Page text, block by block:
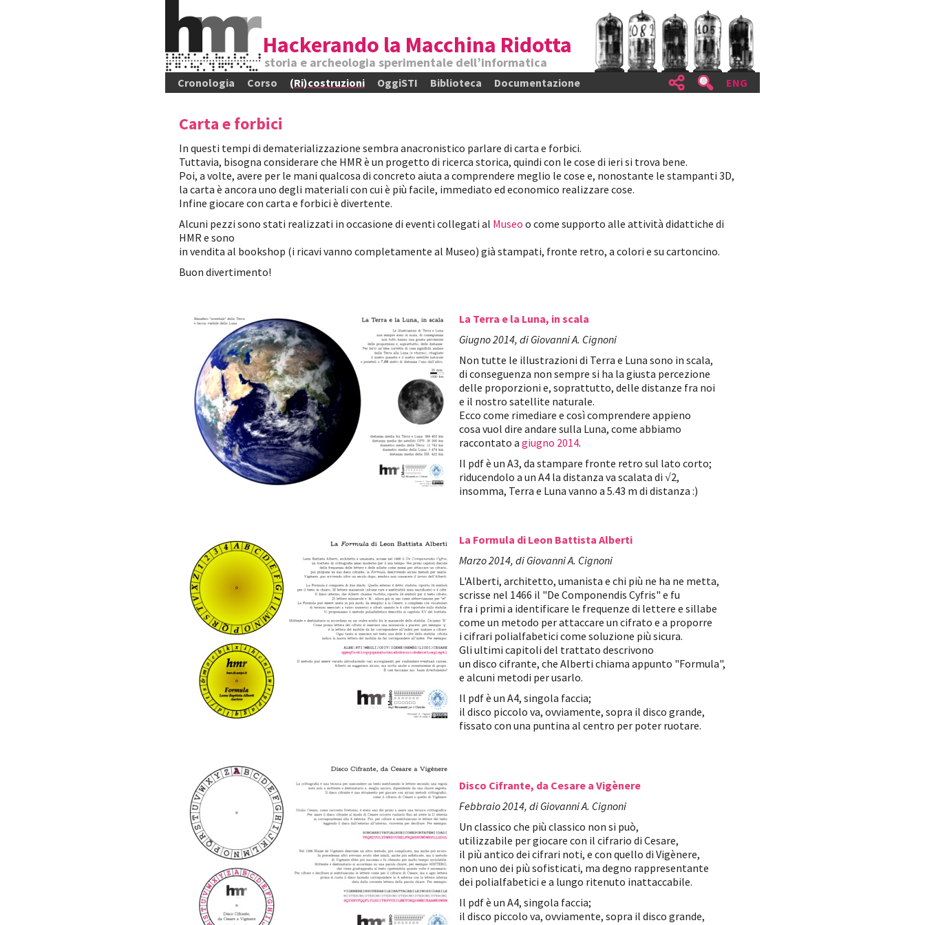
Hackerando la Macchina Ridotta
storia e archeologia sperimentale dell’informatica
Cronologia Corso (Ri)costruzioni OggiSTI Biblioteca Documentazione ENG
Carta e forbici
In questi tempi di dematerializzazione sembra anacronistico parlare di carta e forbici.
Tuttavia, bisogna considerare che HMR è un progetto di ricerca storica, quindi con le cose di ieri si trova bene.
Poi, a volte, avere per le mani qualcosa di concreto aiuta a comprendere meglio le cose e, nonostante le stampanti 3D,
la carta è ancora uno degli materiali con cui è più facile, immediato ed economico realizzare cose.
Infine giocare con carta e forbici è divertente.
Alcuni pezzi sono stati realizzati in occasione di eventi collegati al Museo o come supporto alle attività didattiche di
HMR e sono
in vendita al bookshop (i ricavi vanno completamente al Museo) già stampati, fronte retro, a colori e su cartoncino.
Buon divertimento!
La Terra e la Luna, in scala
Giugno 2014, di Giovanni A. Cignoni
Non tutte le illustrazioni di Terra e Luna sono in scala,
di conseguenza non sempre si ha la giusta percezione
delle proporzioni e, soprattutto, delle distanze fra noi
e il nostro satellite naturale.
Ecco come rimediare e così comprendere appieno
cosa vuol dire andare sulla Luna, come abbiamo
raccontato a giugno 2014.
Il pdf è un A3, da stampare fronte retro sul lato corto;
riducendolo a un A4 la distanza va scalata di √2,
insomma, Terra e Luna vanno a 5.43 m di distanza :)
La Formula di Leon Battista Alberti
Marzo 2014, di Giovanni A. Cignoni
L'Alberti, architetto, umanista e chi più ne ha ne metta,
scrisse nel 1466 il "De Componendis Cyfris" e fu
fra i primi a identificare le frequenze di lettere e sillabe
come un metodo per attaccare un cifrato e a proporre
i cifrari polialfabetici come soluzione più sicura.
Gli ultimi capitoli del trattato descrivono
un disco cifrante, che Alberti chiama appunto "Formula",
e alcuni metodi per usarlo.
Il pdf è un A4, singola faccia;
il disco piccolo va, ovviamente, sopra il disco grande,
fissato con una puntina al centro per poter ruotare.
Disco Cifrante, da Cesare a Vigènere
Febbraio 2014, di Giovanni A. Cignoni
Un classico che più classico non si può,
utilizzabile per giocare con il cifrario di Cesare,
il più antico dei cifrari noti, e con quello di Vigènere,
non uno dei più sofisticati, ma degno rappresentante
dei polialfabetici e a lungo ritenuto inattaccabile.
Il pdf è un A4, singola faccia;
il disco piccolo va, ovviamente, sopra il disco grande,